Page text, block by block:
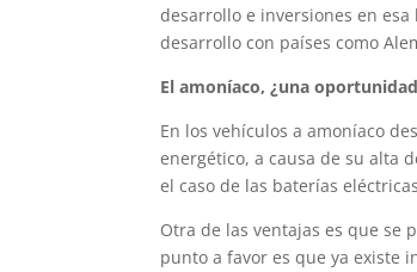
desarrollo e inversiones en
desarrollo con países como
El amoníaco, ¿una
En los vehículos a amoníaco
energético, a causa de su alta
el caso de las baterías
Otra de las ventajas es que
punto a favor es que ya existe